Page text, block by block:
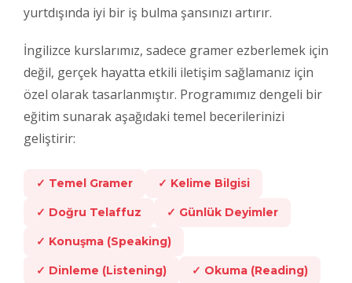
yurtdışında iyi bir iş bulma şansınızı artırır.
İngilizce kurslarımız, sadece gramer ezberlemek için
değil, gerçek hayatta etkili iletişim sağlamanız için
özel olarak tasarlanmıştır. Programımız dengeli bir
eğitim sunarak aşağıdaki temel becerilerinizi
geliştirir:
✓ Temel Gramer ✓ Kelime Bilgisi
✓ Doğru Telaffuz ✓ Günlük Deyimler
✓ Konuşma (Speaking)
✓ Dinleme (Listening) ✓ Okuma (Reading)